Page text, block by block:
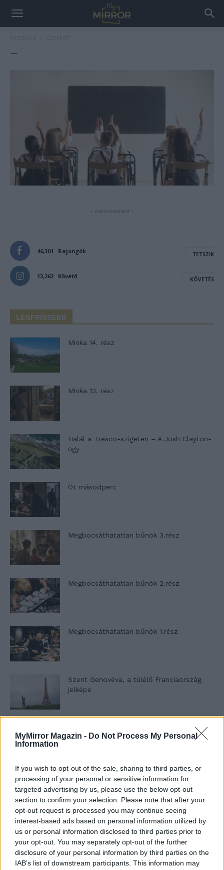
MyMirror Magazin - Do Not Process My Personal
Information
If you wish to opt-out of the sale, sharing to third parties, or
processing of your personal or sensitive information for
targeted advertising by us, please use the below opt-out
section to confirm your selection. Please note that after your
opt-out request is processed you may continue seeing
interest-based ads based on personal information utilized by
us or personal information disclosed to third parties prior to
your opt-out. You may separately opt-out of the further
disclosure of your personal information by third parties on the
IAB’s list of downstream participants. This information may
–
- Advertisement -
46,301 Rajongók TETSZIK
13,262 Követő KÖVETÉS
LEGFRISSEBB
Minka 14. rész
Minka 13. rész
Halál a Tresco-szigeten – A Josh Clayton-
ügy
Öt másodperc
Megbocsáthatatlan bűnök 3.rész
Megbocsáthatatlan bűnök 2.rész
Megbocsáthatatlan bűnök 1.rész
Szent Genovéva, a túlélő Franciaország
jelképe
Minka 11. rész
T. szereti a fiatal lányokat 14. rész